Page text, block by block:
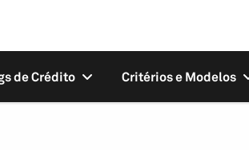
de Crédito Critérios e Modelos